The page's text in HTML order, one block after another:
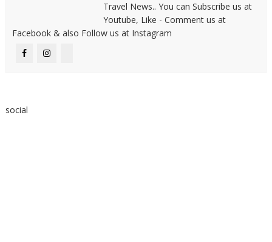
Travel News.. You can Subscribe us at
Youtube, Like - Comment us at
Facebook & also Follow us at Instagram
social